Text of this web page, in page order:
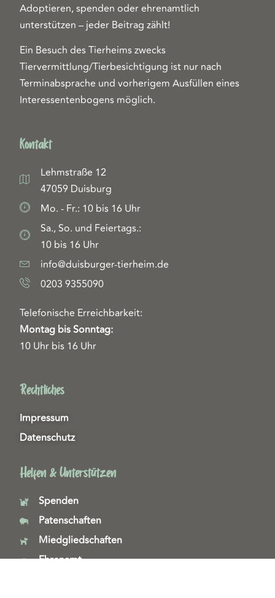
Adoptieren, spenden oder ehrenamtlich
unterstützen – jeder Beitrag zählt!
Ein Besuch des Tierheims zwecks
Tiervermittlung/Tierbesichtigung ist nur nach
Terminabsprache und vorherigem Ausfüllen eines
Interessentenbogens möglich.
Kontakt
Lehmstraße 12
47059 Duisburg
Mo. - Fr.: 10 bis 16 Uhr
Sa., So. und Feiertags.:
10 bis 16 Uhr
info@duisburger-tierheim.de
0203 9355090
Telefonische Erreichbarkeit:
Montag bis Sonntag:
10 Uhr bis 16 Uhr
Rechtliches
Impressum
Datenschutz
Helfen & Unterstützen
Spenden
Patenschaften
Miedgliedschaften
Ehrenamt